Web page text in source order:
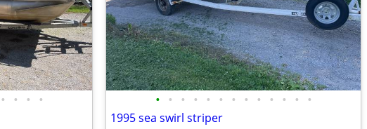
• • • • • • • • • • • • • • • • •
1995 sea swirl striper